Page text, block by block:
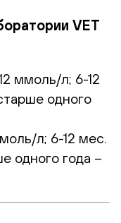
VET
ммоль/л; 6-12
одного
л; 6-12 мес.
одного года –